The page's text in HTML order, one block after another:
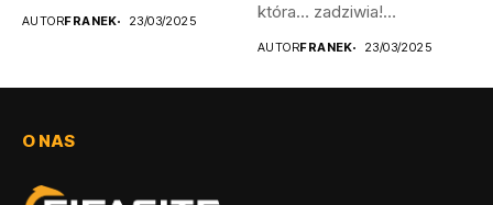
AUTORFRANEK 23/03/2025
która… zadziwia!
AUTORFRANEK 23/03/2025
O NAS